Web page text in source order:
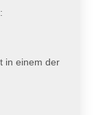
in einem der